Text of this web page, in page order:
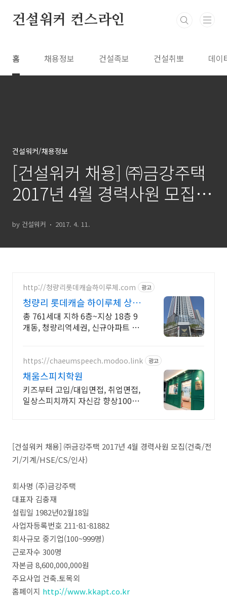
건설워커 컨스라인
홈 채용정보 건설족보 건설취뽀 데이
건설워커/채용정보
[건설워커 채용] ㈜금강주택
2017년 4월 경력사원 모집
사)
by 건설워커 2017. 4. 11.
http://청량리롯데캐슬하이루체.com 광고
청량리 롯데캐슬 하이루체 상담
: 492-4924
총 761세대 지하 6층~지상 18층 9
개동, 청량리역세권, 신규아파트 입
https://chaeumspeech.modoo.link 광고
채움스피치학원
키즈부터 고입/대입면접, 취업면접,
일상스피치까지 자신감 향상100%
[건설워커 채용] ㈜금강주택 2017년 4월 경력사원 모집(건축/전
기/기계/HSE/CS/인사)
회사명 (주)금강주택
대표자 김충재
설립일 1982년02월18일
사업자등록번호 211-81-81882
회사규모 중기업(100~999명)
근로자수 300명
자본금 8,600,000,000원
주요사업 건축.토목외
홈페이지 http://www.kkapt.co.kr